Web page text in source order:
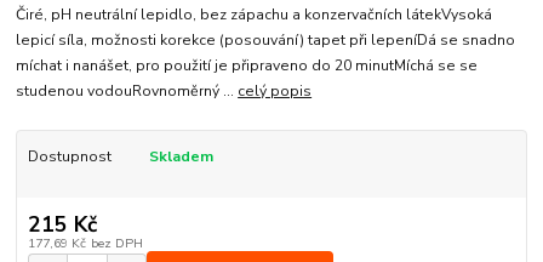
Čiré, pH neutrální lepidlo, bez zápachu a konzervačních látekVysoká
lepicí síla, možnosti korekce (posouvání) tapet při lepeníDá se snadno
míchat i nanášet, pro použití je připraveno do 20 minutMíchá se se
studenou vodouRovnoměrný ... celý popis
Dostupnost Skladem
215 Kč
177,69 Kč bez DPH